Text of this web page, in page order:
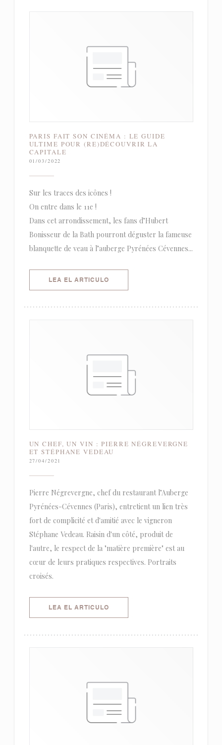
PARIS FAIT SON CINÉMA : LE GUIDE
ULTIME POUR (RE)DÉCOUVRIR LA
CAPITALE
01/03/2022
Sur les traces des icônes !
On entre dans le 11e !
Dans cet arrondissement, les fans d’Hubert
Bonisseur de la Bath pourront déguster la fameuse
blanquette de veau à l’auberge Pyrénées Cévennes...
LEA EL ARTICULO((ABRE EN UNA NUEVA
UN CHEF, UN VIN : PIERRE NÉGREVERGNE
ET STÉPHANE VEDEAU
27/04/2021
Pierre Négrevergne, chef du restaurant l’Auberge
Pyrénées-Cévennes (Paris), entretient un lien très
fort de complicité et d'amitié avec le vigneron
Stéphane Vedeau. Raisin d'un côté, produit de
l'autre, le respect de la "matière première" est au
cœur de leurs pratiques respectives. Portraits
croisés.
LEA EL ARTICULO((ABRE EN UNA NUEVA